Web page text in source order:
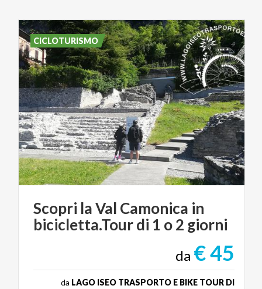
Scopri laVal Camonica in
bicicletta.Tourdi 1 o2 giorni
da € 45
da LAGO ISEO TRASPORTO E BIKE TOUR DI
CICLOTURISMO